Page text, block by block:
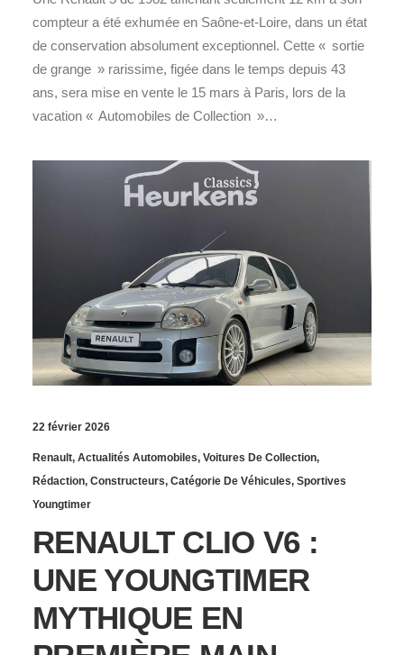
compteur a été exhumée en Saône‑et‑Loire, dans un état
de conservation absolument exceptionnel. Cette « sortie
de grange » rarissime, figée dans le temps depuis 43
ans, sera mise en vente le 15 mars à Paris, lors de la
vacation « Automobiles de Collection »…
22 février 2026
Renault, Actualités Automobiles, Voitures De Collection,
Rédaction, Constructeurs, Catégorie De Véhicules, Sportives
Youngtimer
RENAULT CLIO V6 :
UNE YOUNGTIMER
MYTHIQUE EN